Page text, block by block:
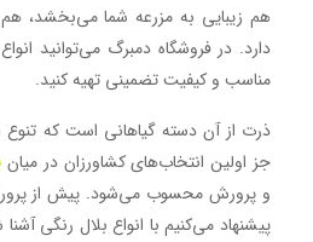
هم زیبایی به مزرعه شما می‌بخشد، هم
دارد. در فروشگاه دمبرگ می‌توانید
مناسب و کیفیت تضمینی تهیه کنید.
ذرت از آن دسته گیاهانی است که تنوع
جز اولین انتخاب‌های کشاورزان در میان
و پرورش محسوب می‌شود. پیش از
پیشنهاد می‌کنیم با انواع بلال رنگی